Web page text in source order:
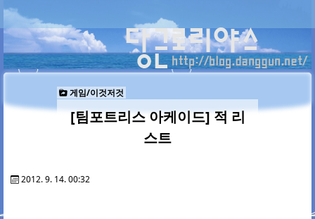
게임/이것저것
[팀포트리스 아케이드] 적 리
스트
2012. 9. 14. 00:32